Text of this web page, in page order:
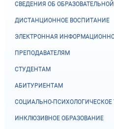
СВЕДЕНИЯ ОБ
ДИСТАНЦИОННОЕ ВОСПИТАНИЕ
ЭЛЕКТРОННАЯ
ПРЕПОДАВАТЕЛЯМ
СТУДЕНТАМ
АБИТУРИЕНТАМ
СОЦИАЛЬНО-ПСИХОЛОГИЧЕСКОЕ
ИНКЛЮЗИВНОЕ ОБРАЗОВАНИЕ